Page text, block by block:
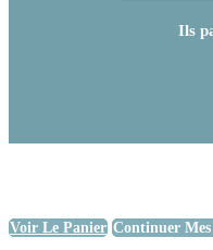
Ils
Voir Le Panier Continuer Mes